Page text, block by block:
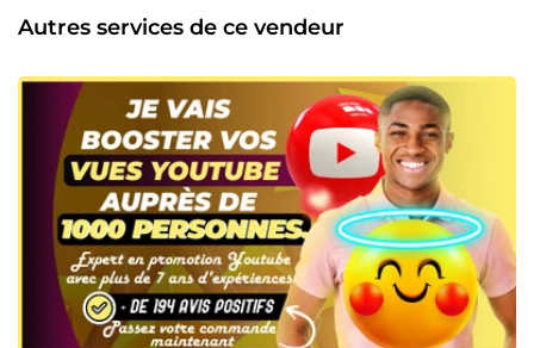
à vos questions et à vous accompagner dans la réussite de
vos projets. N'hésitez pas à essayer nos services, et
atout.
Autres services de ce vendeur